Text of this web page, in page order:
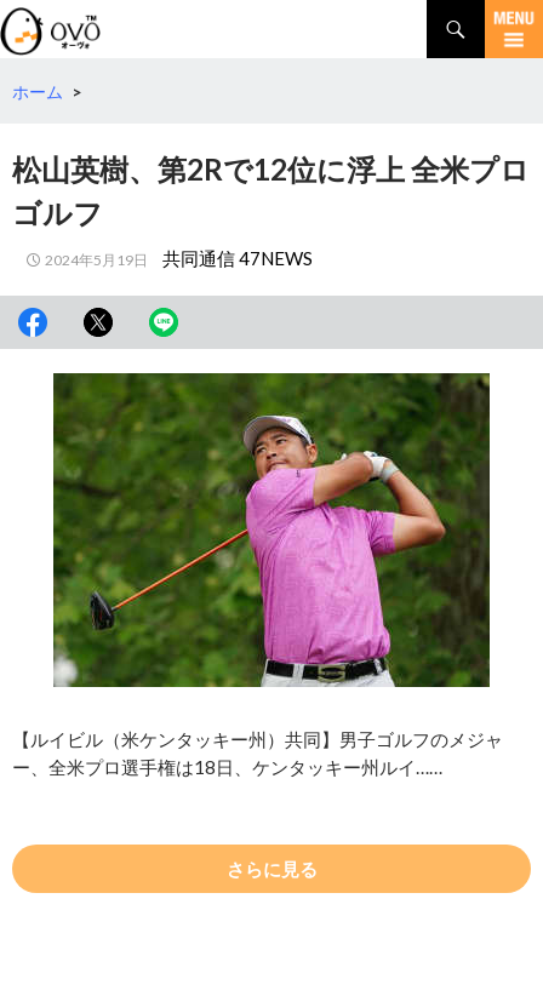
検
索
コ
テ
へ
ホーム >
松山英樹、第2Rで12位に浮上 全米プロ
ゴルフ
2024年5月19日 共同通信 47NEWS
【ルイビル（米ケンタッキー州）共同】男子ゴルフのメジャ
ー、全米プロ選手権は18日、ケンタッキー州ルイ……
さらに見る